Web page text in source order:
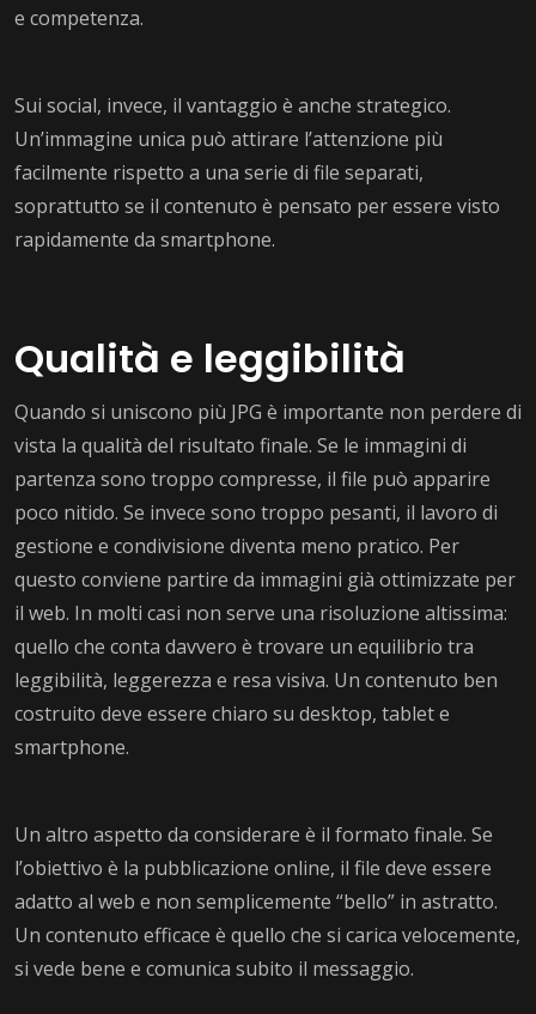
e competenza.
Sui social, invece, il vantaggio è anche strategico.
Un’immagine unica può attirare l’attenzione più
facilmente rispetto a una serie di file separati,
soprattutto se il contenuto è pensato per essere visto
rapidamente da smartphone.
Qualità e leggibilità
Quando si uniscono più JPG è importante non perdere di
vista la qualità del risultato finale. Se le immagini di
partenza sono troppo compresse, il file può apparire
poco nitido. Se invece sono troppo pesanti, il lavoro di
gestione e condivisione diventa meno pratico. Per
questo conviene partire da immagini già ottimizzate per
il web. In molti casi non serve una risoluzione altissima:
quello che conta davvero è trovare un equilibrio tra
leggibilità, leggerezza e resa visiva. Un contenuto ben
costruito deve essere chiaro su desktop, tablet e
smartphone.
Un altro aspetto da considerare è il formato finale. Se
l’obiettivo è la pubblicazione online, il file deve essere
adatto al web e non semplicemente “bello” in astratto.
Un contenuto efficace è quello che si carica velocemente,
si vede bene e comunica subito il messaggio.